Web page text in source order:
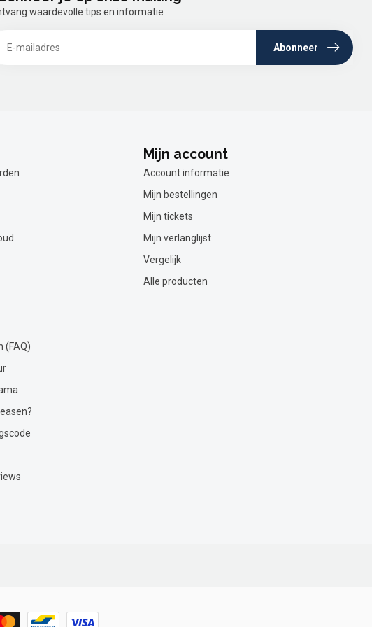
waardevolle tips en informatie
Abonneer
(FAQ)
Mijn account
Account informatie
Mijn bestellingen
Mijn tickets
Mijn verlanglijst
Vergelijk
Alle producten